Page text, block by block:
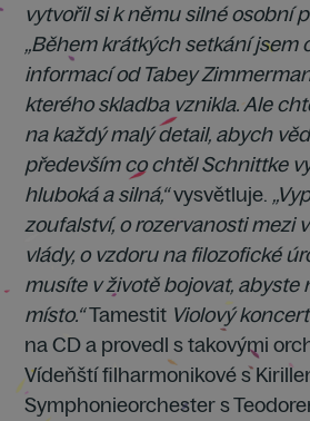
vytvořil si k němu silné osobní
„Během krátkých setkání jsem
informací od Tabey
kterého skladba vznikla. Ale
na každý malý detail, abych
především co chtěl Schnittke
hluboká a silná,“vysvětluje.
zoufalství, o rozervanosti mezi
vlády, o vzdoru na filozofické
musíte v životě bojovat, abyste
místo.“Tamestit Violový koncert
na CD a provedl s takovými
Vídeňští filharmonikové s
Symphonieorchester s